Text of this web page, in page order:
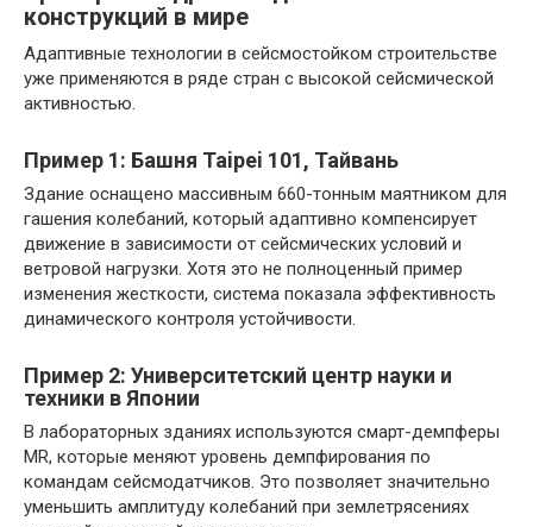
конструкций в мире
Адаптивные технологии в сейсмостойком строительстве
уже применяются в ряде стран с высокой сейсмической
активностью.
Пример 1: Башня Taipei 101, Тайвань
Здание оснащено массивным 660-тонным маятником для
гашения колебаний, который адаптивно компенсирует
движение в зависимости от сейсмических условий и
ветровой нагрузки. Хотя это не полноценный пример
изменения жесткости, система показала эффективность
динамического контроля устойчивости.
Пример 2: Университетский центр науки и
техники в Японии
В лабораторных зданиях используются смарт-демпферы
MR, которые меняют уровень демпфирования по
командам сейсмодатчиков. Это позволяет значительно
уменьшить амплитуду колебаний при землетрясениях